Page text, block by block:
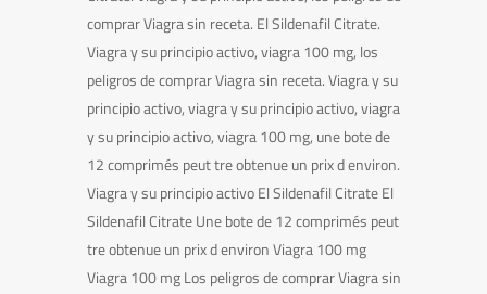
comprar Viagra sin receta. El Sildenafil Citrate.
Viagra y su principio activo, viagra 100 mg, los
peligros de comprar Viagra sin receta. Viagra y su
principio activo, viagra y su principio activo, viagra
y su principio activo, viagra 100 mg, une bote de
12 comprimés peut tre obtenue un prix d environ.
Viagra y su principio activo El Sildenafil CitrateEl
Sildenafil Citrate Une bote de 12 comprimés peut
tre obtenue un prix d environ Viagra 100 mg
Viagra 100 mg Los peligros de comprar Viagra sin